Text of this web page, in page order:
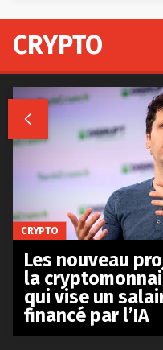
CRYPTO

CRYPTO
Les nouveau
la
qui vise un
financé par l’IA